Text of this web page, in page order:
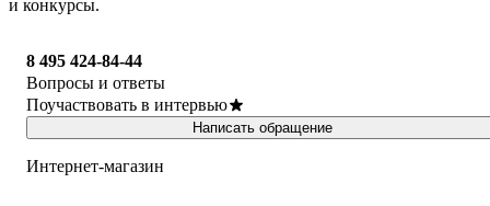
и конкурсы.
8 495 424-84-44
Вопросы и ответы
Поучаствовать в интервью
Написать обращение
Интернет-магазин